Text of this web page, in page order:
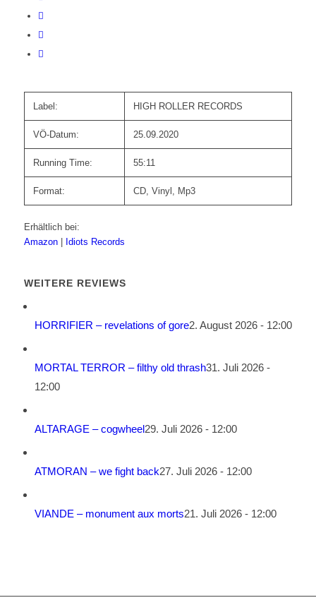
Label: HIGH ROLLER RECORDS
VÖ-Datum: 25.09.2020
Running Time: 55:11
Format: CD, Vinyl, Mp3
Erhältlich bei:
Amazon
Idiots Records
WEITERE REVIEWS
HORRIFIER – revelations of gore2. August 2026 - 12:00
MORTAL TERROR – filthy old thrash31. Juli 2026 -
12:00
ALTARAGE – cogwheel29. Juli 2026 - 12:00
ATMORAN – we fight back27. Juli 2026 - 12:00
VIANDE – monument aux morts21. Juli 2026 - 12:00